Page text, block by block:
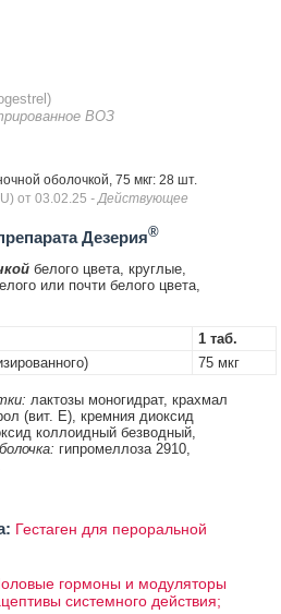
ВОЗ
оболочкой, 75 мкг: 28 шт.
от 03.02.25 - Действующее
Дезерия®
белого цвета, круглые,
или почти белого цвета,
1 таб.
75 мкг
лактозы моногидрат, крахмал
(вит. Е), кремния диоксид
коллоидный безводный,
гипромеллоза 2910,
Гестаген для пероральной
гормоны и модуляторы
системного действия;